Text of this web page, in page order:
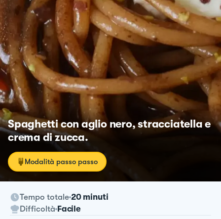
Spaghetti con aglio nero, stracciatella e
crema di zucca.
Modalità passo passo
Tempo totale 20 minuti
Difficoltà Facile